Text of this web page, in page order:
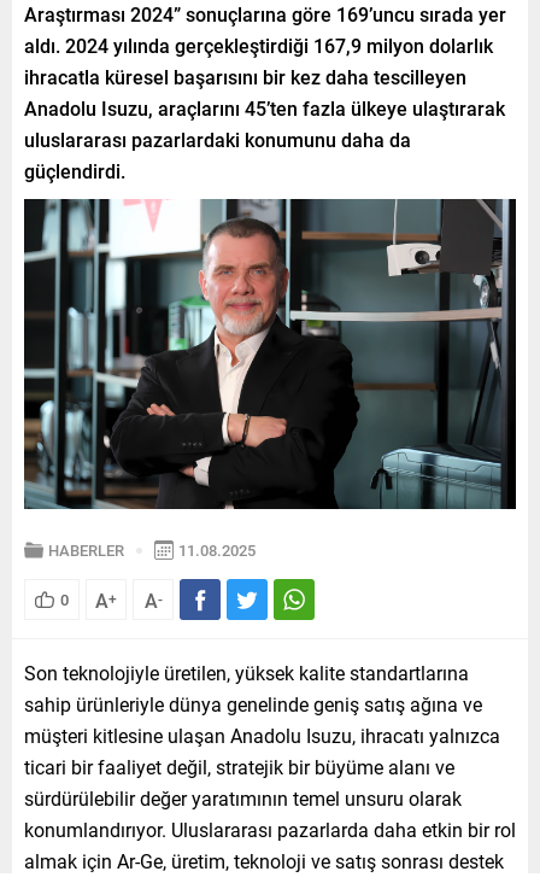
Araştırması 2024” sonuçlarına göre 169’uncu sırada yer
aldı. 2024 yılında gerçekleştirdiği 167,9 milyon dolarlık
ihracatla küresel başarısını bir kez daha tescilleyen
Anadolu Isuzu, araçlarını 45’ten fazla ülkeye ulaştırarak
uluslararası pazarlardaki konumunu daha da
güçlendirdi.
HABERLER 11.08.2025
0 A+ A-
Son teknolojiyle üretilen, yüksek kalite standartlarına
sahip ürünleriyle dünya genelinde geniş satış ağına ve
müşteri kitlesine ulaşan Anadolu Isuzu, ihracatı yalnızca
ticari bir faaliyet değil, stratejik bir büyüme alanı ve
sürdürülebilir değer yaratımının temel unsuru olarak
konumlandırıyor. Uluslararası pazarlarda daha etkin bir rol
almak için Ar-Ge, üretim, teknoloji ve satış sonrası destek